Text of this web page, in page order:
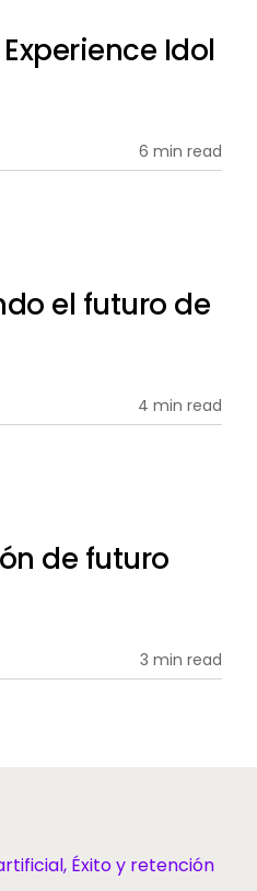
Idol
6 min read
el futuro de
4 min read
de futuro
3 min read
Éxito y retención